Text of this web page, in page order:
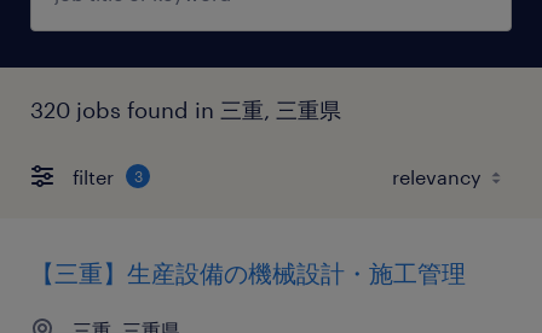
320 jobs found in 三重, 三重県
filter 3
【三重】生産設備の機械設計・施工管理